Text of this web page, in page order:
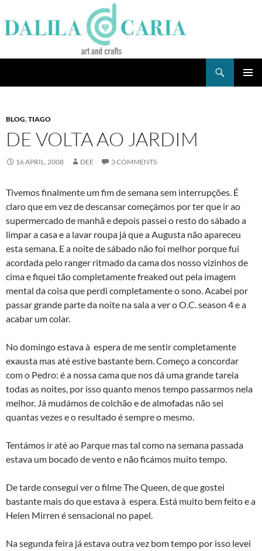
to
content
BLOG,TIAGO
DE VOLTA AO JARDIM
16 APRIL, 2008 DEE 3 COMMENTS
Tivemos finalmente um fim de semana sem interrupções. É
claro que em vez de descansar começámos por ter que ir ao
supermercado de manhã e depois passei o resto do sábado a
limpar a casa e a lavar roupa já que a Augusta não apareceu
esta semana. E a noite de sábado não foi melhor porque fui
acordada pelo ranger ritmado da cama dos nosso vizinhos de
cima e fiquei tão completamente freaked out pela imagem
mental da coisa que perdi completamente o sono. Acabei por
passar grande parte da noite na sala a ver o O.C. season 4 e a
acabar um colar.
No domingo estava à espera de me sentir completamente
exausta mas até estive bastante bem. Começo a concordar
com o Pedro: é a nossa cama que nos dá uma grande tareia
todas as noites, por isso quanto menos tempo passarmos nela
melhor. Já mudámos de colchão e de almofadas não sei
quantas vezes e o resultado é sempre o mesmo.
Tentámos ir até ao Parque mas tal como na semana passada
estava um bocado de vento e não ficámos muito tempo.
De tarde consegui ver o filme The Queen, de que gostei
bastante mais do que estava à espera. Está muito bem feito e a
Helen Mirren é sensacional no papel.
Na segunda feira já estava outra vez bom tempo por isso levei